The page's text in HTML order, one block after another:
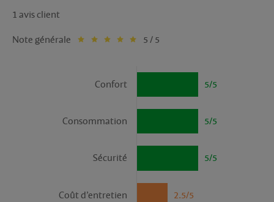
1 avis client
Note générale 5 / 5
5/5
Confort
5/5
Consommation
5/5
Sécurité
2.5/5
Coût d’entretien